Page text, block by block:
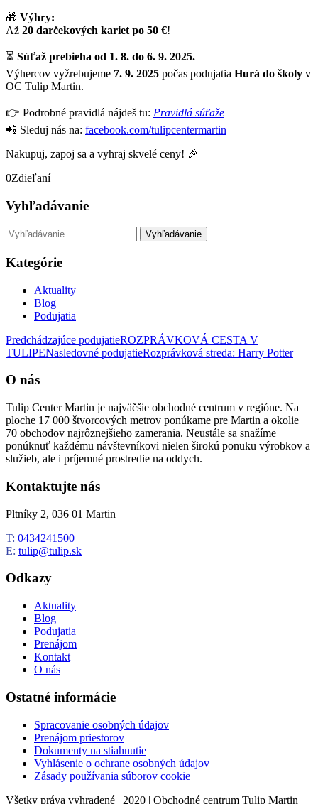
🎁 Výhry:
Až 20 darčekových kariet po 50 €!
⏳ Súťaž prebieha od 1. 8. do 6. 9. 2025.
Výhercov vyžrebujeme 7. 9. 2025 počas podujatia Hurá do školy v
OC Tulip Martin.
👉 Podrobné pravidlá nájdeš tu: Pravidlá súťaže
📲 Sleduj nás na: facebook.com/tulipcentermartin
Nakupuj, zapoj sa a vyhraj skvelé ceny! 🎉
0Zdieľaní
Vyhľadávanie
Kategórie
Aktuality
Blog
Podujatia
Predchádzajúce podujatieROZPRÁVKOVÁ CESTA V
TULIPENasledovné podujatieRozprávková streda: Harry Potter
O nás
Tulip Center Martin je najväčšie obchodné centrum v regióne. Na
ploche 17 000 štvorcových metrov ponúkame pre Martin a okolie
70 obchodov najrôznejšieho zamerania. Neustále sa snažíme
ponúknuť každému návštevníkovi nielen širokú ponuku výrobkov a
služieb, ale i príjemné prostredie na oddych.
Kontaktujte nás
Pltníky 2, 036 01 Martin
T: 0434241500
E: tulip@tulip.sk
Odkazy
Aktuality
Blog
Podujatia
Prenájom
Kontakt
O nás
Ostatné informácie
Spracovanie osobných údajov
Prenájom priestorov
Dokumenty na stiahnutie
Vyhlásenie o ochrane osobných údajov
Zásady používania súborov cookie
Všetky práva vyhradené | 2020 | Obchodné centrum Tulip Martin |